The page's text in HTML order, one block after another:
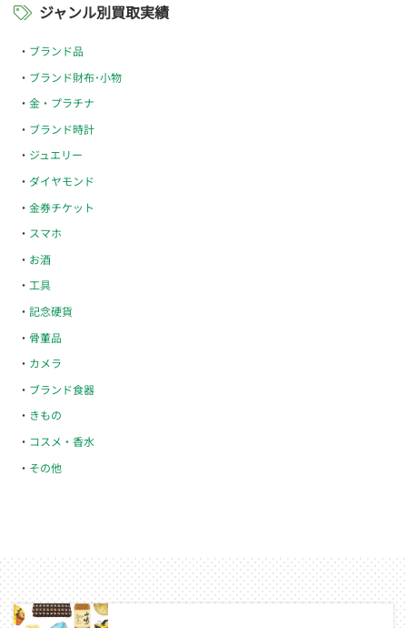
ジャンル別買取実績
ブランド品
ブランド財布･小物
金・プラチナ
ブランド時計
ジュエリー
ダイヤモンド
金券チケット
スマホ
お酒
工具
記念硬貨
骨董品
カメラ
ブランド食器
きもの
コスメ・香水
その他